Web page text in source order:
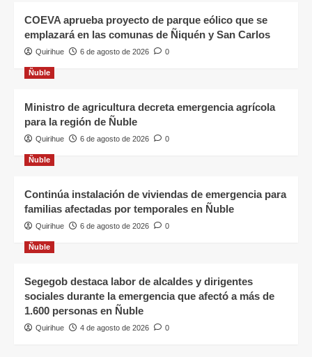
COEVA aprueba proyecto de parque eólico que se
emplazará en las comunas de Ñiquén y San Carlos
Quirihue 6 de agosto de 2026 0
Ñuble
Ministro de agricultura decreta emergencia agrícola
para la región de Ñuble
Quirihue 6 de agosto de 2026 0
Ñuble
Continúa instalación de viviendas de emergencia para
familias afectadas por temporales en Ñuble
Quirihue 6 de agosto de 2026 0
Ñuble
Segegob destaca labor de alcaldes y dirigentes
sociales durante la emergencia que afectó a más de
1.600 personas en Ñuble
Quirihue 4 de agosto de 2026 0